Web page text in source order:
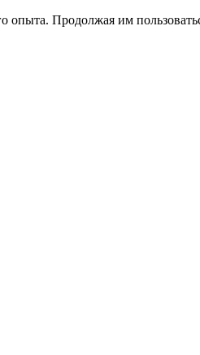
Продолжая им